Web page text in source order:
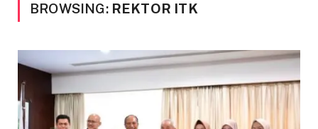
BROWSING: REKTOR ITK